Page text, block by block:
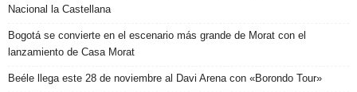
Nacional la Castellana
Bogotá se convierte en el escenario más grande de Morat con el
lanzamiento de Casa Morat
Beéle llega este 28 de noviembre al Davi Arena con «Borondo Tour»